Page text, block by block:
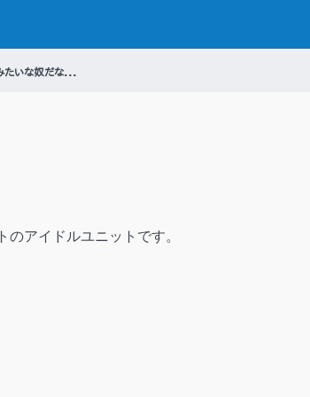
たいな奴だな...
アイドルユニットです。